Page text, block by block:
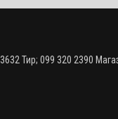
Тир; 099 320 2390